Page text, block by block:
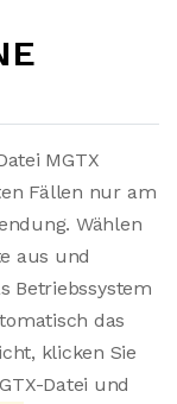
MGTX
Fällen nur am
Wählen
aus und
Betriebssystem
das
klicken Sie
Datei und